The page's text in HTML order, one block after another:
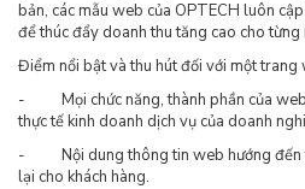
bản, các mẫu web của OPTECH luôn
để thúc đẩy doanh thu tăng cao cho từng
Điểm nổi bật và thu hút đối với một trang
- Mọi chức năng, thành phần của
thực tế kinh doanh dịch vụ của doanh
- Nội dung thông tin web hướng đến
lại cho khách hàng.